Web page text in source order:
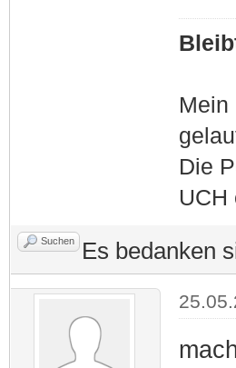
Mein
Die
UCH
Suchen Es bedanken